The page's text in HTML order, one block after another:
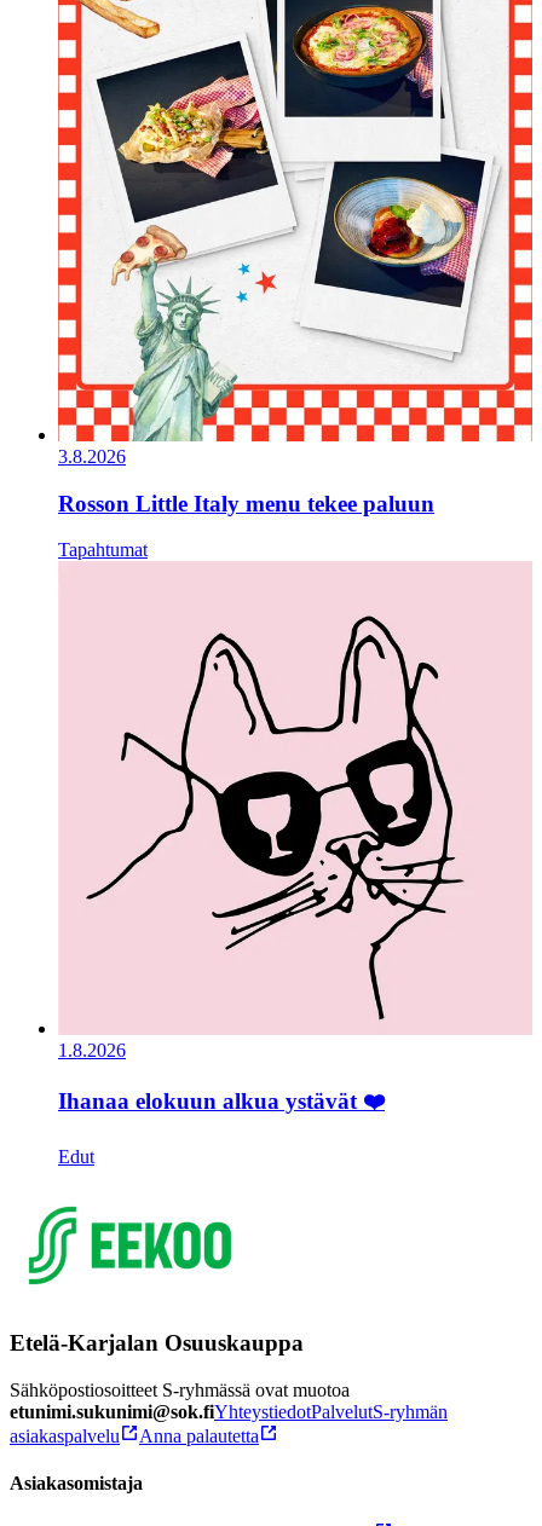
3.8.2026
Rosson Little Italy menu tekee paluun
Tapahtumat
1.8.2026
Ihanaa elokuun alkua ystävät ❤️
Edut
Etelä-Karjalan Osuuskauppa
Sähköpostiosoitteet S-ryhmässä ovat muotoa
etunimi.sukunimi@sok.fiYhteystiedotPalvelutS-ryhmän
asiakaspalvelu
Anna palautetta
Asiakasomistaja